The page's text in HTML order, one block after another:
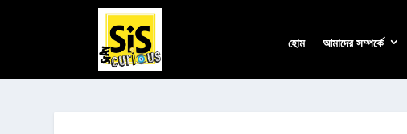
হোম আমাদের সম্পর্কে